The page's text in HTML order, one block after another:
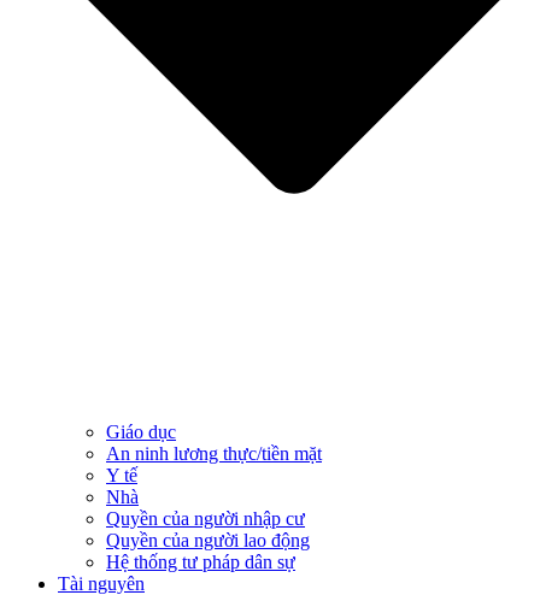
Giáo dục
An ninh lương thực/tiền mặt
Y tế
Nhà
Quyền của người nhập cư
Quyền của người lao động
Hệ thống tư pháp dân sự
Tài nguyên